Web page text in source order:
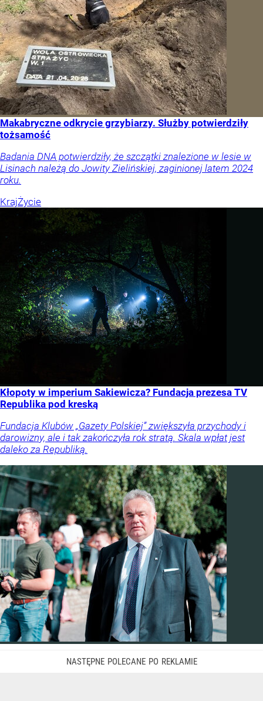
Makabryczne odkrycie grzybiarzy. Służby potwierdziły
tożsamość
Badania DNA potwierdziły, że szczątki znalezione w lesie w
Lisinach należą do Jowity Zielińskiej, zaginionej latem 2024
roku.
KrajŻycie
Kłopoty w imperium Sakiewicza? Fundacja prezesa TV
Republika pod kreską
Fundacja Klubów „Gazety Polskiej” zwiększyła przychody i
darowizny, ale i tak zakończyła rok stratą. Skala wpłat jest
daleko za Republiką.